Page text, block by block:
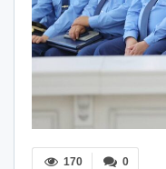
0
170